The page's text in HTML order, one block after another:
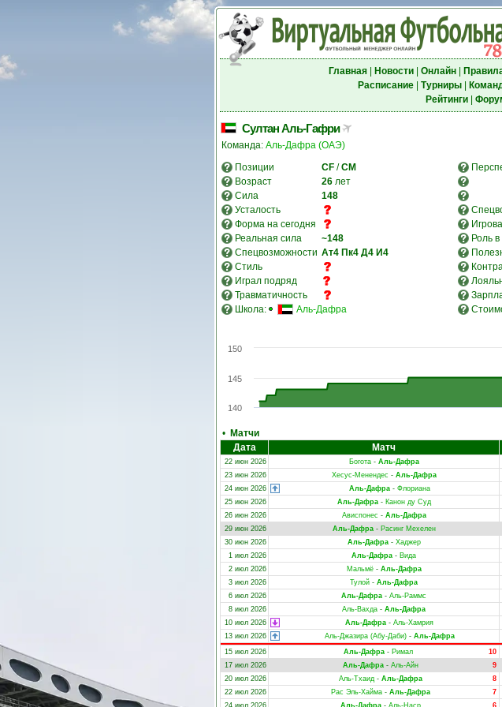
Главная| Новости| Онлайн|
Расписание| Турниры|
Рейтинги|
Султан Аль-Гафри
Команда: Аль-Дафра (ОАЭ)
Позиции
CF /CM
Возраст
26 лет
Сила
148
Усталость
Форма на сегодня
Реальная сила
~148 Роль
Спецвозможности Ат4 Пк4 Д4 И4
Стиль
Играл подряд
Травматичность
Школа:
Аль-Дафра
140
145
150
• Матчи
Дата
Матч
22 июн 2026
Богота- Аль-Дафра
23 июн 2026
Хесус-Менендес - Аль-Дафра
24 июн 2026
Аль-Дафра- Флориана
25 июн 2026
Аль-Дафра- Канон ду Суд
26 июн 2026
Ависпонес - Аль-Дафра
29 июн 2026
Аль-Дафра- Расинг Мехелен
30 июн 2026
Аль-Дафра- Хаджер
1 июл 2026
Аль-Дафра - Вида
2 июл 2026
Мальмё- Аль-Дафра
3 июл 2026
Тулой - Аль-Дафра
6 июл 2026
Аль-Дафра - Аль-Раммс
8 июл 2026
Аль-Вахда - Аль-Дафра
10 июл 2026
Аль-Дафра - Аль-Хамрия
13 июл 2026
Аль-Джазира (Абу-Даби)- Аль-Дафра
15 июл 2026
10
Аль-Дафра - Римал
17 июл 2026
9
Аль-Дафра- Аль-Айн
20 июл 2026
8
Аль-Тхаид- Аль-Дафра
22 июл 2026
7
Рас Эль-Хайма- Аль-Дафра
24 июл 2026
6
Аль-Дафра- Аль-Наср